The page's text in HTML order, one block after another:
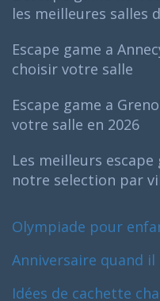
les meilleures salles
Escape game a
choisir votre salle
Escape game a
votre salle en 2026
Les meilleurs
notre selection par
Olympiade pour
Anniversaire quand
Idées de cachette